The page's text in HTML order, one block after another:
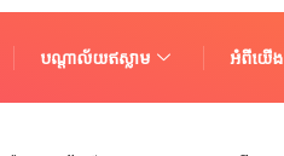
បណ្តាល័យឥស្លាម អំពីយើង